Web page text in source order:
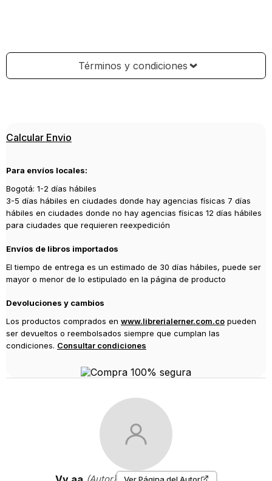
Términos y condiciones
Calcular Envio
Para envíos locales:
Bogotá: 1-2 días hábiles
3-5 días hábiles en ciudades donde hay agencias físicas 7 días
hábiles en ciudades donde no hay agencias físicas 12 días hábiles
para ciudades que requieren reexpedición
Envíos de libros importados
El tiempo de entrega es un estimado de 30 días hábiles, puede ser
mayor o menor de lo estipulado en la página de producto
Devoluciones y cambios
Los productos comprados en www.librerialerner.com.co pueden
ser devueltos o reembolsados siempre que cumplan las
condiciones. Consultar condiciones
Ver Página del Autor